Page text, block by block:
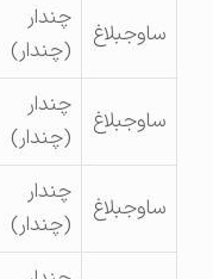
ساوجبلاغ
چندار
(چندار)
ساوجبلاغ
چندار
(چندار)
ساوجبلاغ
چندار
(چندار)